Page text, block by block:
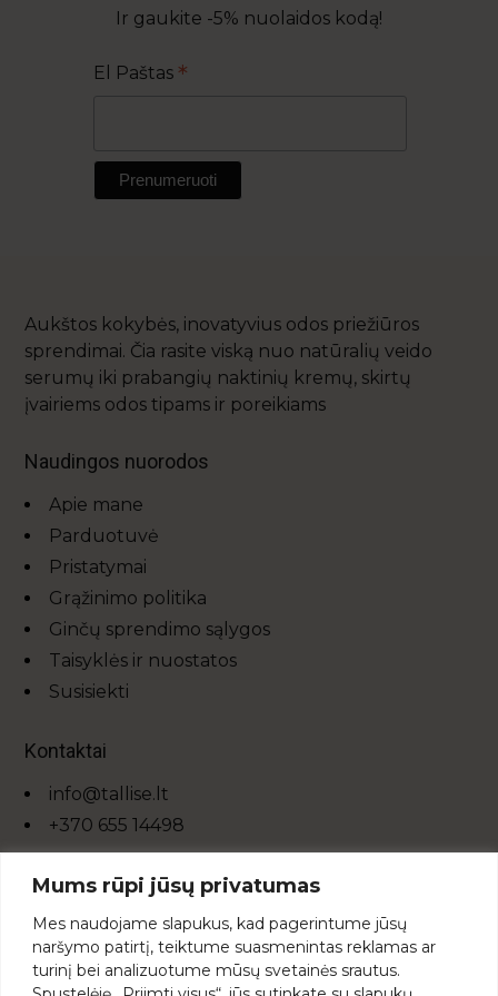
Mums rūpi jūsų privatumas
Mes naudojame slapukus, kad pagerintume jūsų
naršymo patirtį, teiktume suasmenintas reklamas ar
turinį bei analizuotume mūsų svetainės srautus.
Ir gaukite -5% nuolaidos kodą!
El Paštas *
Aukštos kokybės, inovatyvius odos priežiūros
sprendimai. Čia rasite viską nuo natūralių veido
serumų iki prabangių naktinių kremų, skirtų
įvairiems odos tipams ir poreikiams
Naudingos nuorodos
Apie mane
Parduotuvė
Pristatymai
Grąžinimo politika
Ginčų sprendimo sąlygos
Taisyklės ir nuostatos
Susisiekti
Kontaktai
info@tallise.lt
+370 655 14498